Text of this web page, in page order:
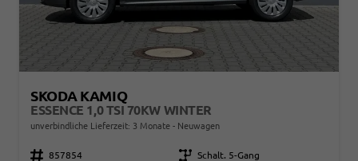
SKODA KAMIQ
ESSENCE 1,0 TSI 70KW WINTER
unverbindliche Lieferzeit: 3 Monate Neuwagen
Fahrzeugnr. 857854 Getriebe Schalt. 5-Gang